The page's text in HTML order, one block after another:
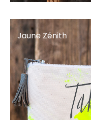
Jaune Zénith